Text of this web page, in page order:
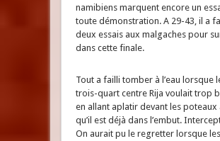
namibiens marquent encore un
toute démonstration. A 29-43, il a
deux essais aux malgaches pour
dans cette finale.
Tout a failli tomber à l’eau lorsque
trois-quart centre Rija voulait trop
en allant aplatir devant les poteaux
qu’il est déjà dans l’embut.
On aurait pu le regretter lorsque les